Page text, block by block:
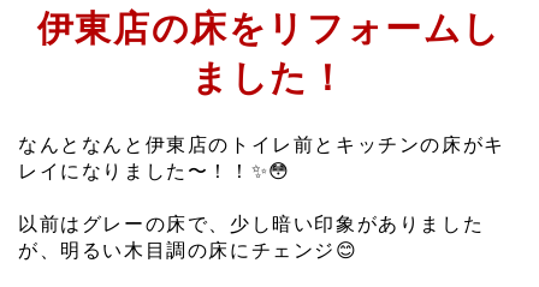
伊東店の床をリフォームし
ました！
なんとなんと伊東店のトイレ前とキッチンの床がキ
レイになりました〜！！✨😳️
以前はグレーの床で、少し暗い印象がありました
が、明るい木目調の床にチェンジ😊